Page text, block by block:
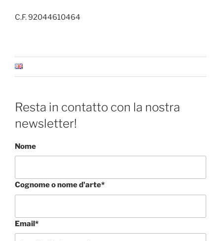
C.F. 92044610464
Resta in contatto con la nostra
newsletter!
Nome
Cognome o nome d'arte*
Email*